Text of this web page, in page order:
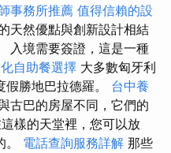
事務所推薦 值得信賴的設
天然優點與創新設計相結
入境需要簽證，這是一種
自助餐選擇 大多數匈牙利
勝地巴拉德羅。 台中養
古巴的房屋不同，它們的
樣的天堂裡，您可以放
電話查詢服務詳解 那些